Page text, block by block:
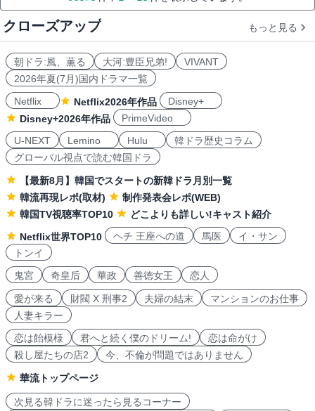
クローズアップ もっと見る
朝ドラ:風、薫る 大河:豊臣兄弟!
VIVANT
2026年夏(7月)国内ドラマ一覧
Netflix
Netflix2026年作品
Disney+
Disney+2026年作品
PrimeVideo
U-NEXT
Lemino Hulu
韓ドラ歴史コラム
グローバル視点で読む韓国ドラ
【最新8月】韓国でスタートの新韓ドラ月別一覧
韓流再現レポ(取材)
制作発表会レポ(WEB)
韓国TV視聴率TOP10
どこよりも詳しい!キャスト紹介
Netflix世界TOP10
ヘチ 王座への道 馬医
イ・サン
トンイ
鬼宮
奇皇后 華政 善徳女王 恋人
愛が来る 財閥 X 刑事2 夫婦の結末
マンションのお仕事
人妻キラー
恋は飴模様
君へと続く僕のドリーム!
恋は命がけ
殺し屋たちの店2
今、不倫が問題ではありません
華流トップページ
次見る韓ドラに迷ったら見るコーナー